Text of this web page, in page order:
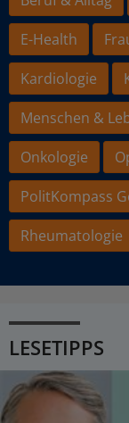
E-Health
Kardiologie
Menschen &
Onkologie
PolitKompass
Rheumatologie
LESETIPPS